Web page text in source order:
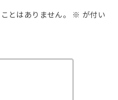
とはありません。 ※ が付い